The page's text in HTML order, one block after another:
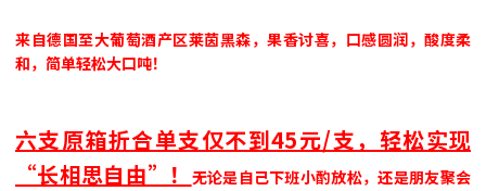
来自德国至大葡萄酒产区莱茵黑森， 果香讨喜，口感圆润，酸度柔
和，简单轻松大口吨！
六支原箱折合单支仅不到45元/支，轻松实现
“长相思自由”！
无论是自己下班小酌放松，还是朋友聚会